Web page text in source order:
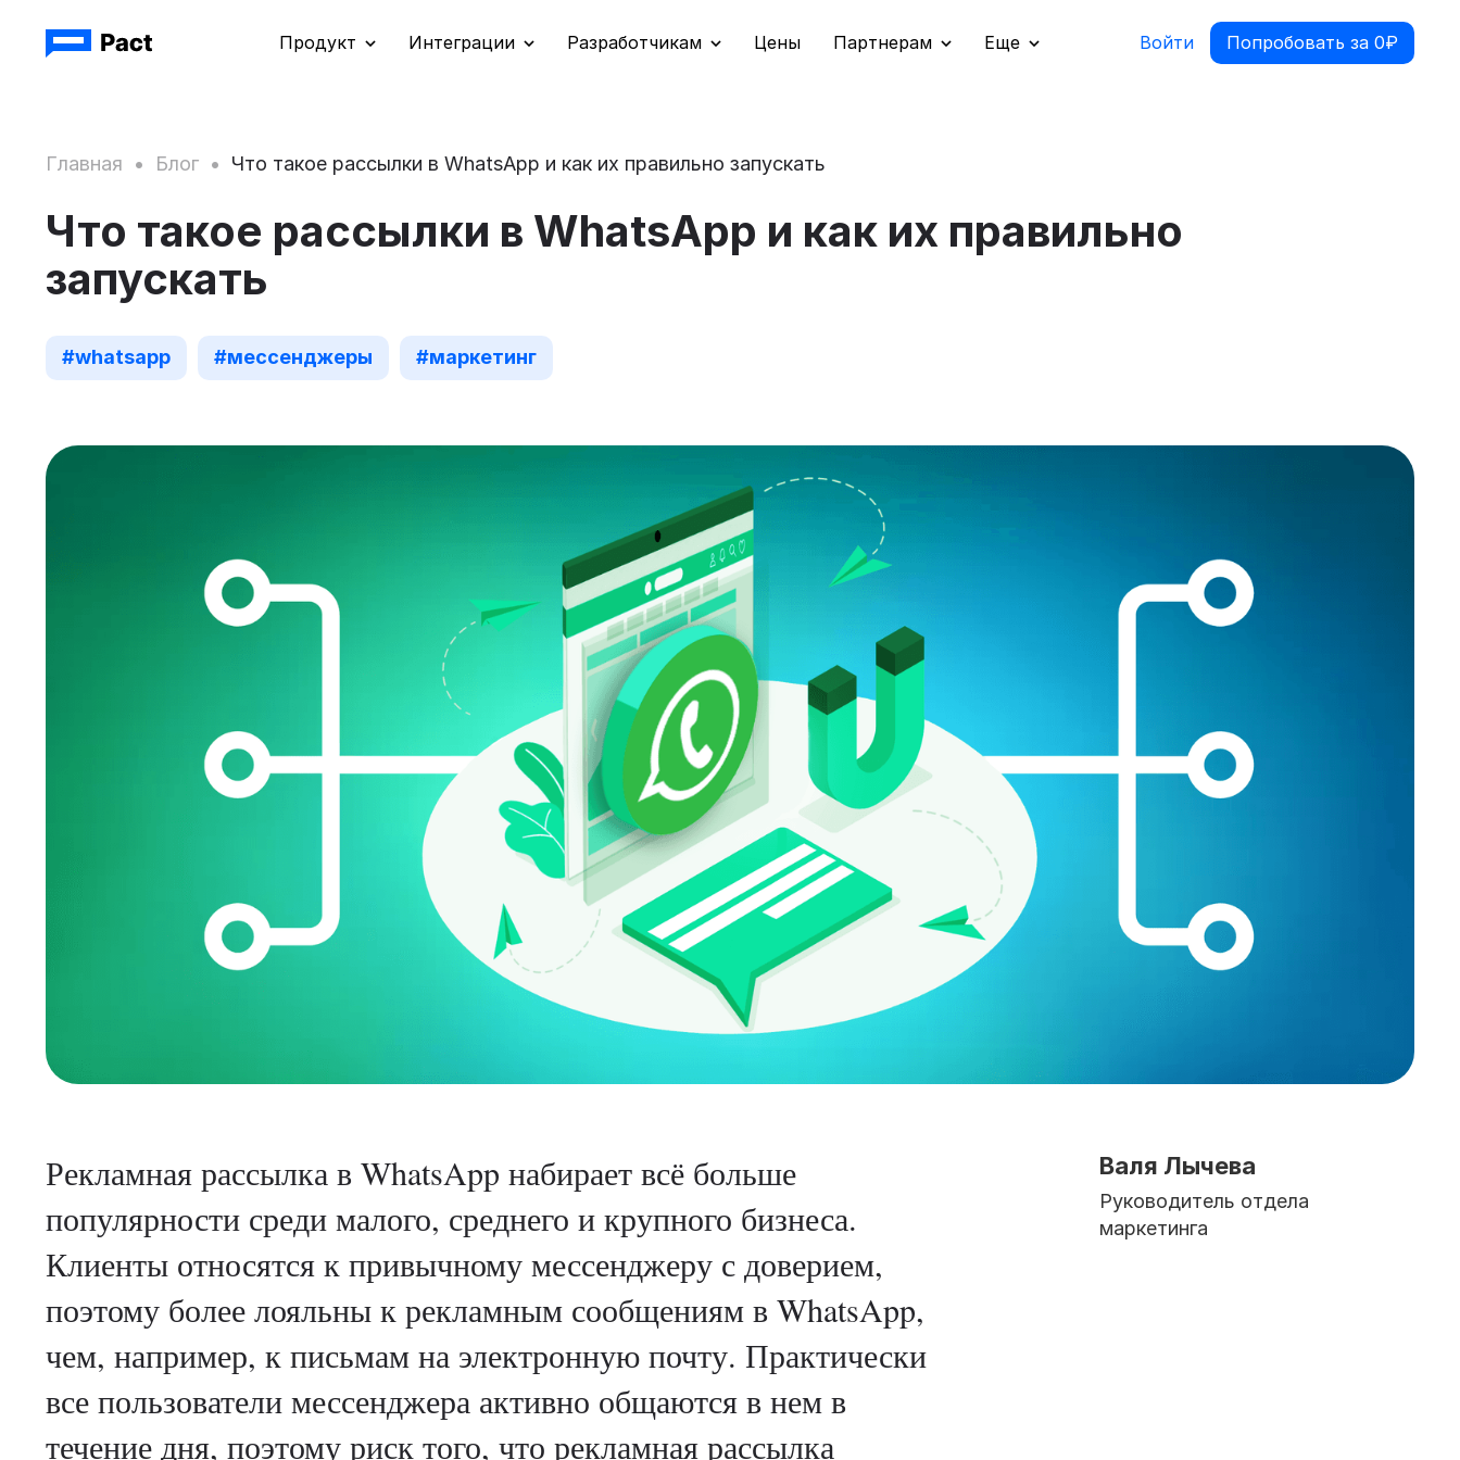
Продукт Интеграции Разработчикам Цены Партнерам Еще Войти Попробовать за 0₽
Главная • Блог • Что такое рассылки в WhatsApp и как их правильно запускать
Что такое рассылки в WhatsApp и как их правильно
запускать
#whatsapp #мессенджеры #маркетинг
Рекламная рассылка в WhatsApp набирает всё больше
популярности среди малого, среднего и крупного бизнеса.
Клиенты относятся к привычному мессенджеру с доверием,
поэтому более лояльны к рекламным сообщениям в WhatsApp,
чем, например, к письмам на электронную почту. Практически
все пользователи мессенджера активно общаются в нем в
течение дня, поэтому риск того, что рекламная рассылка
Валя Лычева
Руководитель отдела
маркетинга